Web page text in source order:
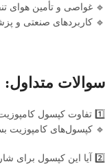
🔹 غواصی و تأمین هوای
🔹 کاربردهای صنعتی و
سوالات متداول:
1️⃣ تفاوت کپسول کامپوزیت دراگر با کپسول‌های فولادی چیست؟
🔹 کپسول‌های کامپوزیت
2️⃣ آیا این کپسول برای شارژ تفنگ‌های PCP مناسب است؟